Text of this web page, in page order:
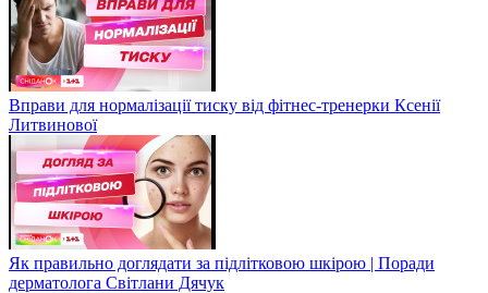
Вправи для нормалізації тиску від фітнес-тренерки Ксенії
Литвинової
Як правильно доглядати за підлітковою шкірою | Поради
дерматолога Світлани Дячук